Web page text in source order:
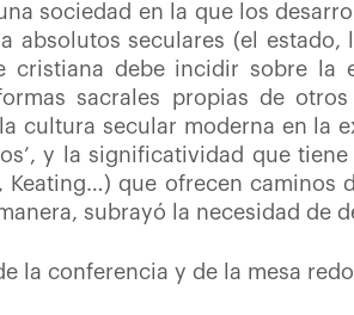
sociedad en la que los
absolutos seculares (el
cristiana debe incidir sobre la
sacrales propias de
cultura secular moderna en la
y la significatividad que
Keating…) que ofrecen
subrayó la necesidad de
la conferencia y de la mesa